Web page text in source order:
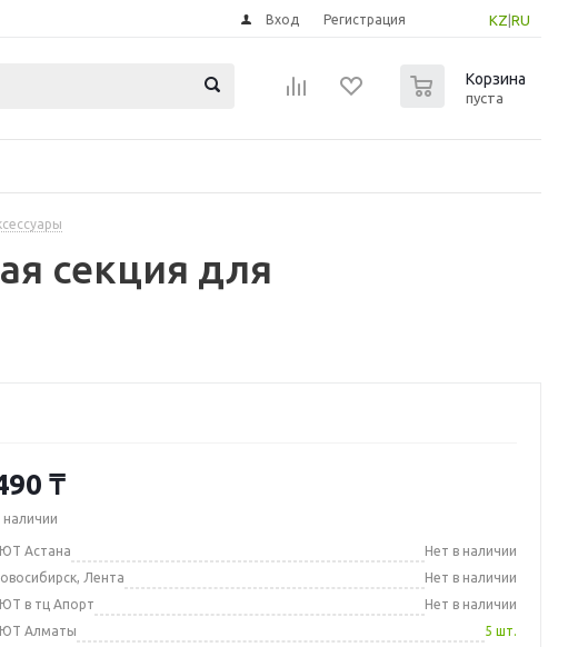
KZ RU
Вход Регистрация
Корзина
пуста
секция для
₸
наличии
Астана
Нет в наличии
Лента
Нет в наличии
в тц Апорт
Нет в наличии
Алматы
5 шт.